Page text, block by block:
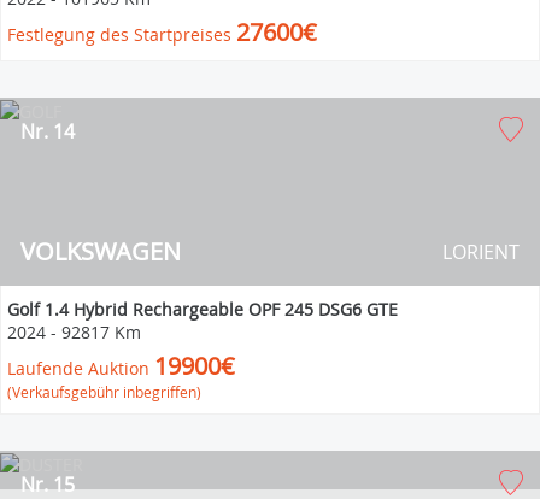
Festlegung des Startpreises 27600€
VOLKSWAGEN
Nr. 14
LORIENT
Golf 1.4 Hybrid Rechargeable OPF 245 DSG6 GTE
2024 - 92817 Km
Laufende Auktion 19900€
(Verkaufsgebühr inbegriffen)
Nr. 15